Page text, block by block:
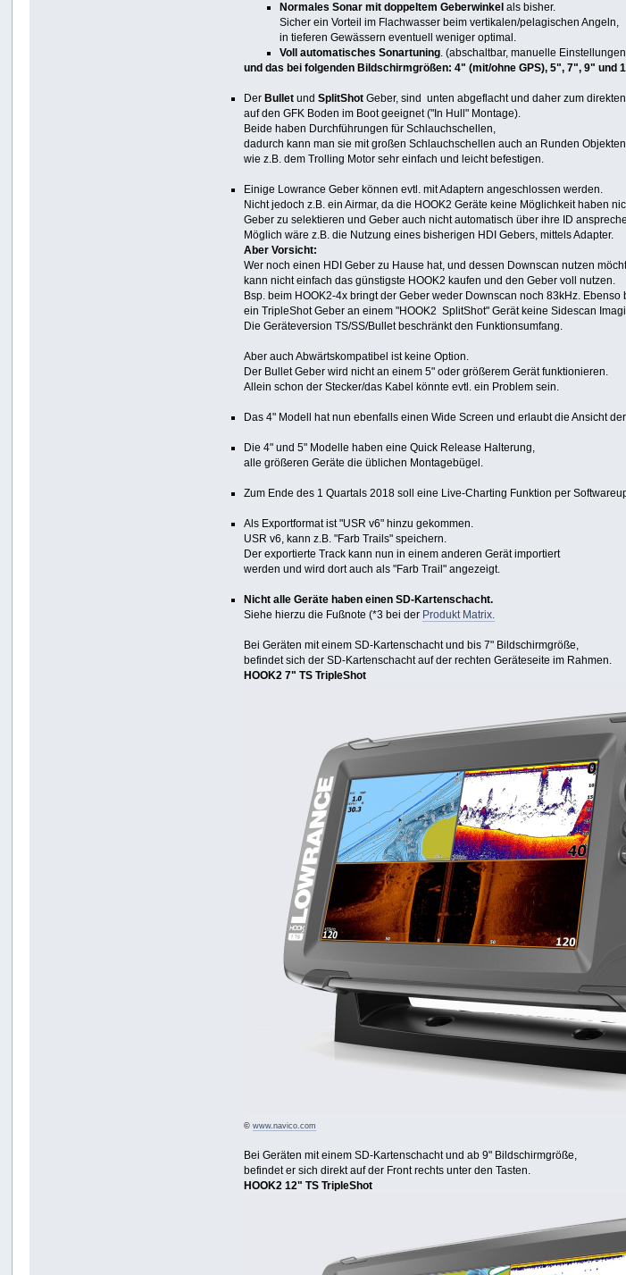
Normales Sonar mitdoppeltem Geberwinkel als bisher.
Sicher ein Vorteil im Flachwasser beim vertikalen/pelagischen Angeln,
in tieferen Gewässern eventuell weniger optimal.
Voll automatisches Sonartuning. (abschaltbar, manuelle
und das bei folgenden Bildschirmgrößen: 4" (mit/ohne GPS), 5", 7", 9" und
Der BulletundSplitShotGeber, sind unten abgeflacht und daher zum
auf den GFK Boden im Boot geeignet ("In Hull" Montage).
Beide haben Durchführungen für Schlauchschellen,
dadurch kann man sie mit großen Schlauchschellen auch an Runden
wie z.B. dem Trolling Motor sehr einfach und leicht befestigen.
Einige Lowrance Geber können evtl. mit Adaptern angeschlossen werden.
Nicht jedoch z.B. ein Airmar, da die HOOK2 Geräte keine Möglichkeit haben
Geber zu selektieren und Geber auch nicht automatisch über ihre ID
Möglich wäre z.B. die Nutzung eines bisherigen HDI Gebers, mittels Adapter.
Aber Vorsicht:
Wer noch einen HDI Geber zu Hause hat, und dessen Downscan nutzen
kann nicht einfach das günstigste HOOK2 kaufen und den Geber voll nutzen.
Bsp. beim HOOK2-4x bringt der Geber weder Downscan noch 83kHz. Ebenso
ein TripleShot Geber an einem "HOOK2 SplitShot" Gerät keine Sidescan
Die Geräteversion TS/SS/Bullet beschränkt den Funktionsumfang.
Aber auch Abwärtskompatibel ist keine Option.
Der Bullet Geber wird nicht an einem 5" oder größerem Gerät funktionieren.
Allein schon der Stecker/das Kabel könnte evtl. ein Problem sein.
Das 4" Modell hat nun ebenfalls einen Wide Screen und erlaubt die Ansicht
Die 4" und 5" Modelle haben eine Quick Release Halterung,
alle größeren Geräte die üblichen Montagebügel.
Zum Ende des 1 Quartals 2018 soll eine Live-Charting Funktion per
Als Exportformat ist "USR v6" hinzu gekommen.
USR v6, kann z.B. "Farb Trails" speichern.
Der exportierte Track kann nun in einem anderen Gerät importiert
werden und wird dort auch als "Farb Trail" angezeigt.
Nicht alle Geräte haben einen SD-Kartenschacht.
Siehe hierzu die Fußnote (*3 bei der Produkt Matrix.
Bei Geräten mit einem SD-Kartenschacht und bis 7" Bildschirmgröße,
befindet sich der SD-Kartenschacht auf der rechten Geräteseite im Rahmen.
HOOK2 7" TS TripleShot
©www.navico.com
Bei Geräten mit einem SD-Kartenschacht und ab 9" Bildschirmgröße,
befindet er sich direkt auf der Front rechts unter den Tasten.
HOOK2 12" TS TripleShot